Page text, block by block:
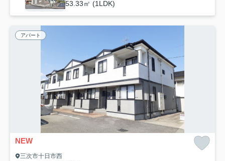
53.33㎡ (1LDK)
アパート
NEW
三次市十日市西